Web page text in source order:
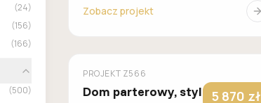
(24)
(156)
(166)
(500)
Zobacz projekt
Z500
PROJEKT Z566
Dom parterowy, styl
5 870 zł